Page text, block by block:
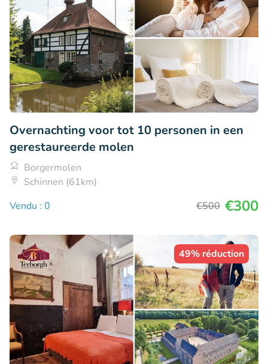
Overnachting voor tot 10 personen in een
gerestaureerde molen
Borgermolen
Schinnen (61km)
Vendu : 0
€500 €300
49% réduction